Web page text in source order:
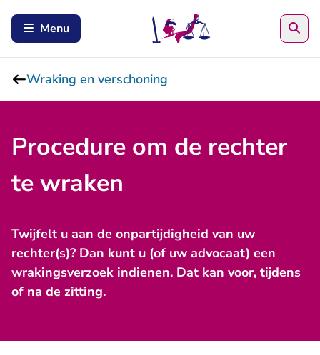
Menu
Wraking en verschoning
Procedure om de rechter
te wraken
Twijfelt u aan de onpartijdigheid van uw
rechter(s)? Dan kunt u (of uw advocaat) een
wrakingsverzoek indienen. Dat kan voor, tijdens
of na de zitting.